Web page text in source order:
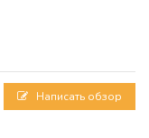
Написать обзор